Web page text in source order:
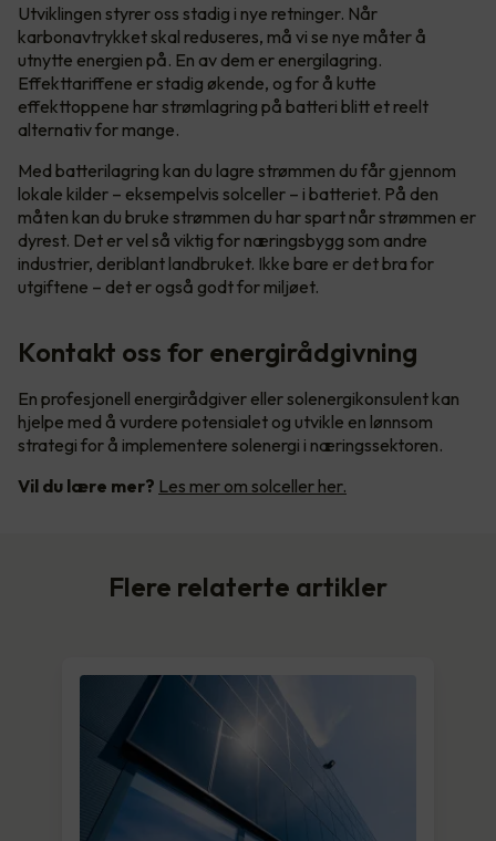
Utviklingen styrer oss stadig i nye retninger. Når
karbonavtrykket skal reduseres, må vi se nye måter å
utnytte energien på. En av dem er energilagring.
Effekttariffene er stadig økende, og for å kutte
effekttoppene har strømlagring på batteri blitt et reelt
alternativ for mange.
Med batterilagring kan du lagre strømmen du får gjennom
lokale kilder – eksempelvis solceller – i batteriet. På den
måten kan du bruke strømmen du har spart når strømmen er
dyrest. Det er vel så viktig for næringsbygg som andre
industrier, deriblant landbruket. Ikke bare er det bra for
utgiftene – det er også godt for miljøet.
Kontakt oss for energirådgivning
En profesjonell energirådgiver eller solenergikonsulent kan
hjelpe med å vurdere potensialet og utvikle en lønnsom
strategi for å implementere solenergi i næringssektoren.
Vil du lære mer? Les mer om solceller her.
Flere relaterte artikler